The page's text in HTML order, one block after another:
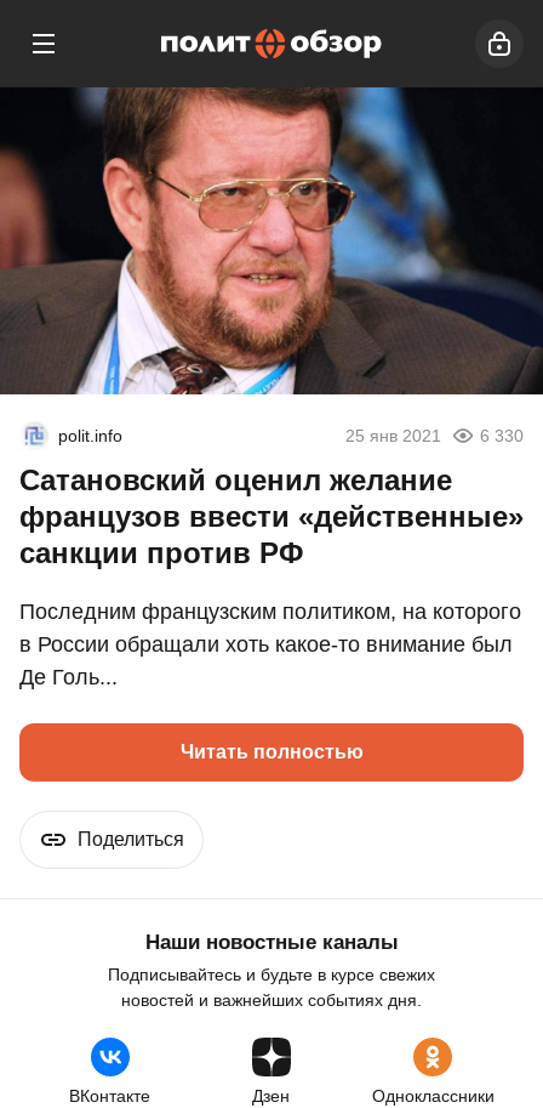
polit.info 25 янв 2021 6 330
Сатановский оценил желание
французов ввести «действенные»
санкции против РФ
Последним французским политиком, на которого
в России обращали хоть какое-то внимание был
Де Голь...
Читать полностью
Поделиться
Наши новостные каналы
Подписывайтесь и будьте в курсе свежих
новостей и важнейших событиях дня.
ВКонтакте Дзен Одноклассники